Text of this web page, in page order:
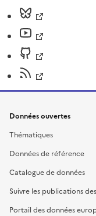
Données ouvertes
Thématiques
Données de référence
Catalogue de données
Suivre les publications
Portail des données